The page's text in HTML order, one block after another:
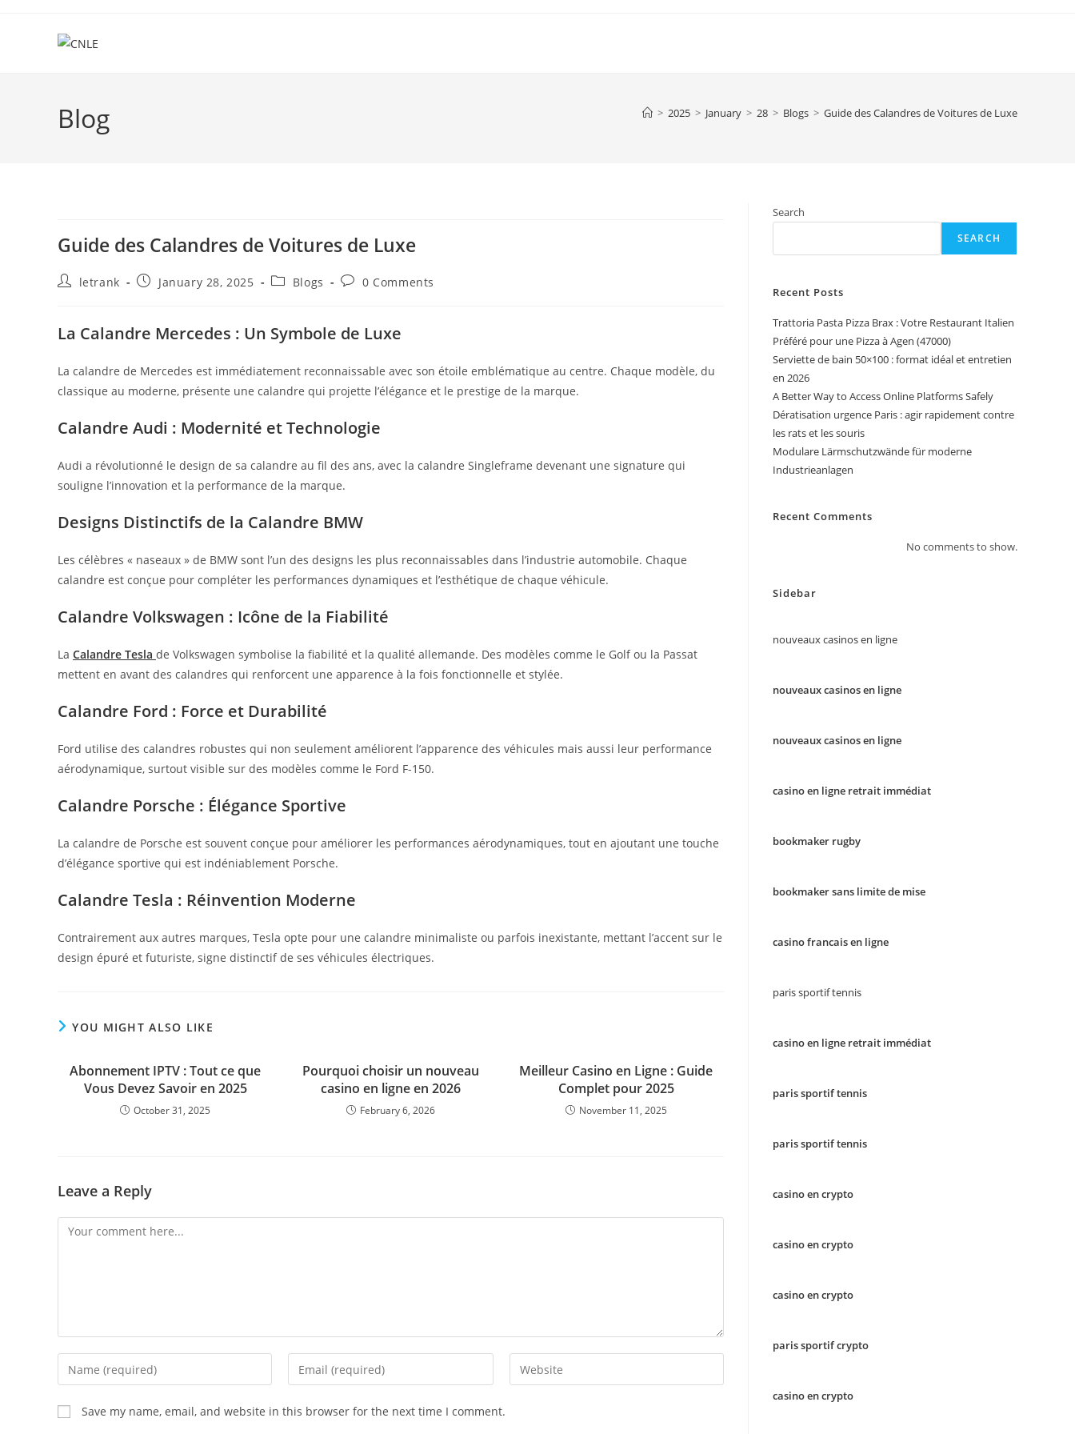
Blog > 2025 > January > 28 > Blogs > Guide des Calandres de Voitures de Luxe
Guide des Calandres de Voitures de Luxe
Postletrank
PostJanuary 28, 2025
PostBlogs
Post0 Comments
La Calandre Mercedes : Un Symbole de Luxe
La calandre de Mercedes est immédiatement reconnaissable avec son étoile emblématique au centre. Chaque modèle, du
classique au moderne, présente une calandre qui projette l’élégance et le prestige de la marque.
Calandre Audi : Modernité et Technologie
Audi a révolutionné le design de sa calandre au fil des ans, avec la calandre Singleframe devenant une signature qui
souligne l’innovation et la performance de la marque.
Designs Distinctifs de la Calandre BMW
Les célèbres « naseaux » de BMW sont l’un des designs les plus reconnaissables dans l’industrie automobile. Chaque
calandre est conçue pour compléter les performances dynamiques et l’esthétique de chaque véhicule.
Calandre Volkswagen : Icône de la Fiabilité
La Calandre Tesla de Volkswagen symbolise la fiabilité et la qualité allemande. Des modèles comme le Golf ou la Passat
mettent en avant des calandres qui renforcent une apparence à la fois fonctionnelle et stylée.
Calandre Ford : Force et Durabilité
Ford utilise des calandres robustes qui non seulement améliorent l’apparence des véhicules mais aussi leur performance
aérodynamique, surtout visible sur des modèles comme le Ford F-150.
Calandre Porsche : Élégance Sportive
La calandre de Porsche est souvent conçue pour améliorer les performances aérodynamiques, tout en ajoutant une touche
d’élégance sportive qui est indéniablement Porsche.
Calandre Tesla : Réinvention Moderne
Contrairement aux autres marques, Tesla opte pour une calandre minimaliste ou parfois inexistante, mettant l’accent sur le
design épuré et futuriste, signe distinctif de ses véhicules électriques.
YOU MIGHT ALSO LIKE
Abonnement IPTV : Tout ce que
Vous Devez Savoir en 2025
October 31, 2025
Pourquoi choisir un nouveau
casino en ligne en 2026
February 6, 2026
Meilleur Casino en Ligne : Guide
Complet pour 2025
November 11, 2025
Leave a Reply
Comment
Enter
your
name
or
Enter
your
Enter
your
Save my name, email, and website in this browser for the next time I comment.
Search
SEARCH
Recent Posts
Trattoria Pasta Pizza Brax : Votre Restaurant Italien
Préféré pour une Pizza à Agen (47000)
Serviette de bain 50×100 : format idéal et entretien
en 2026
A Better Way to Access Online Platforms Safely
Dératisation urgence Paris : agir rapidement contre
les rats et les souris
Modulare Lärmschutzwände für moderne
Industrieanlagen
Recent Comments
No comments to show.
Sidebar
nouveaux casinos en ligne
nouveaux casinos en ligne
nouveaux casinos en ligne
casino en ligne retrait immédiat
bookmaker rugby
bookmaker sans limite de mise
casino francais en ligne
paris sportif tennis
casino en ligne retrait immédiat
paris sportif tennis
paris sportif tennis
casino en crypto
casino en crypto
casino en crypto
paris sportif crypto
casino en crypto